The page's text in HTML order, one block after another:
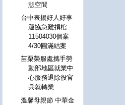
憩空間
台中表揚好人好事
運協急難捐棺
11504030個案
4/30圓滿結案
苗栗榮服處攜手勞
動部地區就業中
心服務退除役官
兵就轉業
溫馨母親節 中華金